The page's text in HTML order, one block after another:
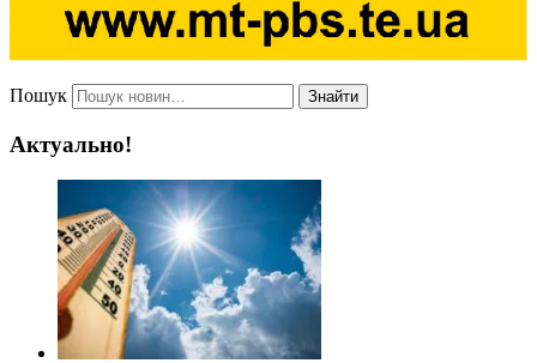
Пошук Знайти
Актуально!